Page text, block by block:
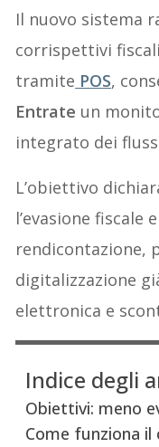
Il nuovo sistema
corrispettivi
tramite POS,
Entrate un
integrato dei
L’obiettivo
l’evasione fiscale
rendicontazione,
digitalizzazione
elettronica e
Indice degli
Obiettivi: meno
Come funziona